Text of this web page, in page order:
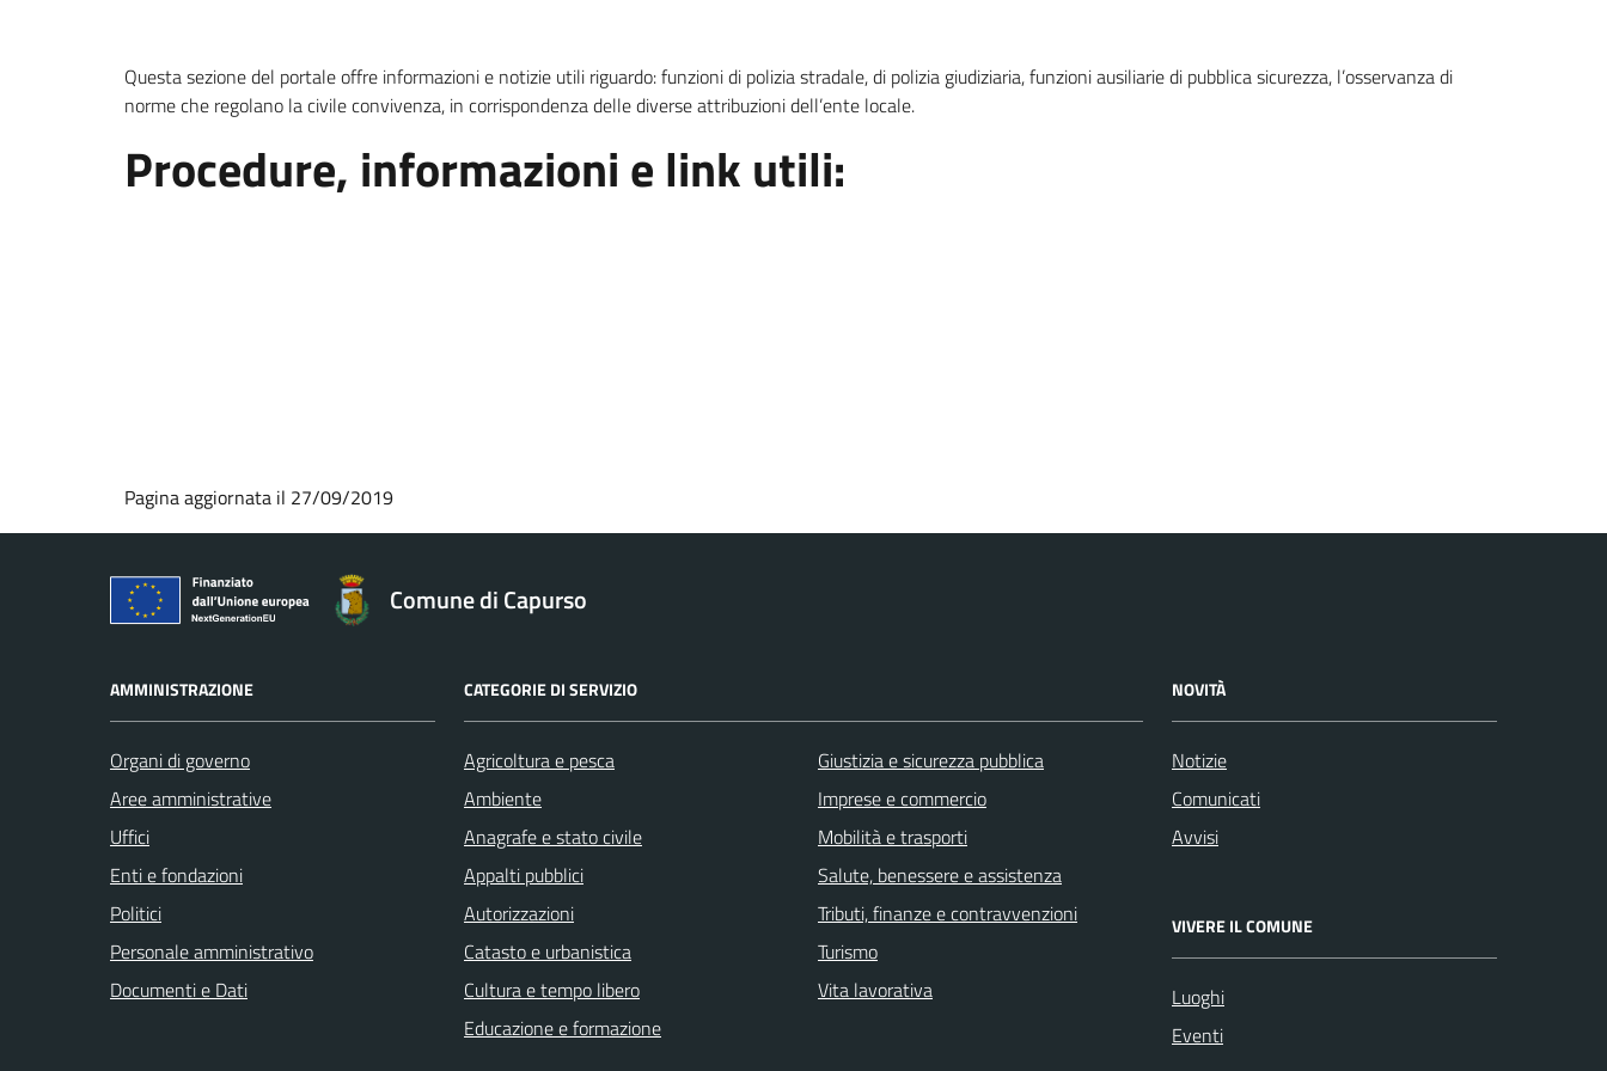
Questa sezione del portale offre informazioni e notizie utili riguardo: funzioni di polizia stradale, di polizia giudiziaria, funzioni ausiliarie di pubblica sicurezza, l’osservanza di
norme che regolano la civile convivenza, in corrispondenza delle diverse attribuzioni dell’ente locale.
Procedure, informazioni e link utili:
Pagina aggiornata il 27/09/2019
Comune di Capurso
AMMINISTRAZIONE
Organi di governo
Aree amministrative
Uffici
Enti e fondazioni
Politici
Personale amministrativo
Documenti e Dati
CATEGORIE DI SERVIZIO
Agricoltura e pesca
Ambiente
Anagrafe e stato civile
Appalti pubblici
Autorizzazioni
Catasto e urbanistica
Cultura e tempo libero
Educazione e formazione
Giustizia e sicurezza pubblica
Imprese e commercio
Mobilità e trasporti
Salute, benessere e assistenza
Tributi, finanze e contravvenzioni
Turismo
Vita lavorativa
NOVITÀ
Notizie
Comunicati
Avvisi
VIVERE IL COMUNE
Luoghi
Eventi